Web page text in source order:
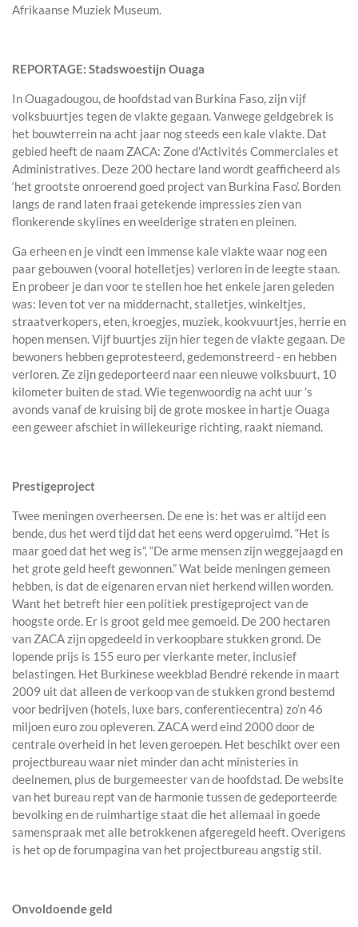
Afrikaanse Muziek Museum.
REPORTAGE: Stadswoestijn Ouaga
In Ouagadougou, de hoofdstad van Burkina Faso, zijn vijf
volksbuurtjes tegen de vlakte gegaan. Vanwege geldgebrek is
het bouwterrein na acht jaar nog steeds een kale vlakte. Dat
gebied heeft de naam ZACA: Zone d'Activités Commerciales et
Administratives. Deze 200 hectare land wordt geafficheerd als
‘het grootste onroerend goed project van Burkina Faso’. Borden
langs de rand laten fraai getekende impressies zien van
flonkerende skylines en weelderige straten en pleinen.
Ga erheen en je vindt een immense kale vlakte waar nog een
paar gebouwen (vooral hotelletjes) verloren in de leegte staan.
En probeer je dan voor te stellen hoe het enkele jaren geleden
was: leven tot ver na middernacht, stalletjes, winkeltjes,
straatverkopers, eten, kroegjes, muziek, kookvuurtjes, herrie en
hopen mensen. Vijf buurtjes zijn hier tegen de vlakte gegaan. De
bewoners hebben geprotesteerd, gedemonstreerd - en hebben
verloren. Ze zijn gedeporteerd naar een nieuwe volksbuurt, 10
kilometer buiten de stad. Wie tegenwoordig na acht uur ’s
avonds vanaf de kruising bij de grote moskee in hartje Ouaga
een geweer afschiet in willekeurige richting, raakt niemand.
Prestigeproject
Twee meningen overheersen. De ene is: het was er altijd een
bende, dus het werd tijd dat het eens werd opgeruimd. “Het is
maar goed dat het weg is”, “De arme mensen zijn weggejaagd en
het grote geld heeft gewonnen.” Wat beide meningen gemeen
hebben, is dat de eigenaren ervan niet herkend willen worden.
Want het betreft hier een politiek prestigeproject van de
hoogste orde. Er is groot geld mee gemoeid. De 200 hectaren
van ZACA zijn opgedeeld in verkoopbare stukken grond. De
lopende prijs is 155 euro per vierkante meter, inclusief
belastingen. Het Burkinese weekblad Bendré rekende in maart
2009 uit dat alleen de verkoop van de stukken grond bestemd
voor bedrijven (hotels, luxe bars, conferentiecentra) zo’n 46
miljoen euro zou opleveren. ZACA werd eind 2000 door de
centrale overheid in het leven geroepen. Het beschikt over een
projectbureau waar niet minder dan acht ministeries in
deelnemen, plus de burgemeester van de hoofdstad. De website
van het bureau rept van de harmonie tussen de gedeporteerde
bevolking en de ruimhartige staat die het allemaal in goede
samenspraak met alle betrokkenen afgeregeld heeft. Overigens
is het op de forumpagina van het projectbureau angstig stil.
Onvoldoende geld